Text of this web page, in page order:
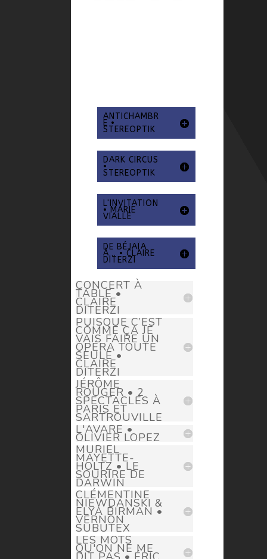
ANTICHAMBR
E •
STEREOPTIK
DARK CIRCUS
•
STEREOPTIK
L'INVITATION
• MARIE
VIALLE
DE BÉJAÏA
À... • CLAIRE
DITERZI
CONCERT À
TABLE •
CLAIRE
DITERZI
PUISQUE C’EST
COMME ÇA JE
VAIS FAIRE UN
OPÉRA TOUTE
SEULE •
CLAIRE
DITERZI
JÉRÔME
ROUGER • 2
SPECTACLES À
PARIS ET
SARTROUVILLE
L'AVARE •
OLIVIER LOPEZ
MURIEL
MAYETTE-
HOLTZ • LE
SOURIRE DE
DARWIN
CLÉMENTINE
NIEWDANSKI &
ELYA BIRMAN •
VERNON
SUBUTEX
LES MOTS
QU'ON NE ME